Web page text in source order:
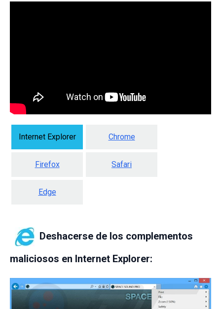
Internet Explorer Chrome
Firefox Safari
Edge
Deshacerse de los complementos
maliciosos en Internet Explorer: